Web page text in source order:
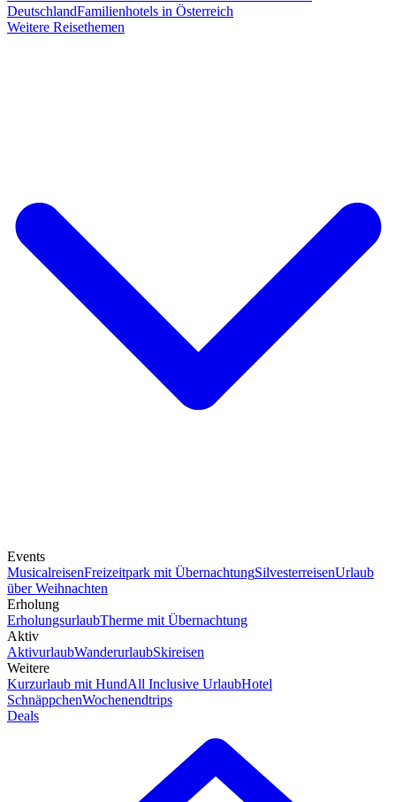
DeutschlandFamilienhotels in Österreich
Weitere Reisethemen
Events
MusicalreisenFreizeitpark mit ÜbernachtungSilvesterreisenUrlaub
über Weihnachten
Erholung
ErholungsurlaubTherme mit Übernachtung
Aktiv
AktivurlaubWanderurlaubSkireisen
Weitere
Kurzurlaub mit HundAll Inclusive UrlaubHotel
SchnäppchenWochenendtrips
Deals